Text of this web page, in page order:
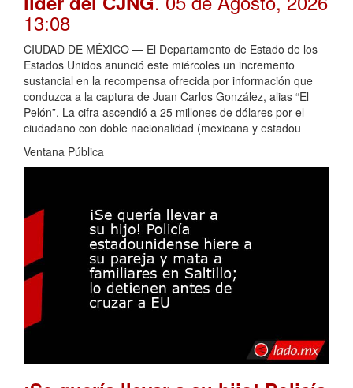
13:08
CIUDAD DE MÉXICO — El Departamento de Estado de los
Estados Unidos anunció este miércoles un incremento
sustancial en la recompensa ofrecida por información que
conduzca a la captura de Juan Carlos González, alias “El
Pelón”. La cifra ascendió a 25 millones de dólares por el
ciudadano con doble nacionalidad (mexicana y estadou
Ventana Pública